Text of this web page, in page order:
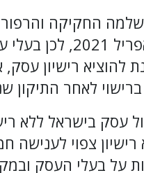
2021 הושלמה
נכנסו לתוקף
להוציא רישיון עסק,
לאחר התיקון
עסק בישראל
צפוי לענישה
על בעלי העסק